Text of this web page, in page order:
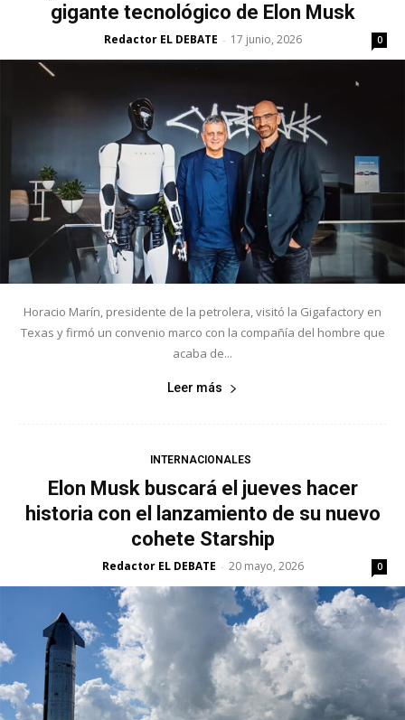
gigante tecnológico de Elon Musk
Redactor EL DEBATE - 17 junio, 2026 0
Horacio Marín, presidente de la petrolera, visitó la Gigafactory en
Texas y firmó un convenio marco con la compañía del hombre que
acaba de...
Leer más
INTERNACIONALES
Elon Musk buscará el jueves hacer
historia con el lanzamiento de su nuevo
cohete Starship
Redactor EL DEBATE - 20 mayo, 2026 0